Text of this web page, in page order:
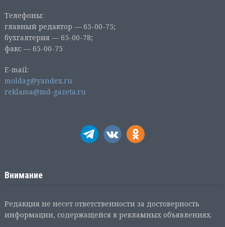
Телефоны:
главный редактор — 65-00-75;
бухгалтерия — 65-00-78;
факс — 65-00-75
E-mail:
moldag@yandex.ru
reklama@md-gazeta.ru
Внимание
Редакция не несет ответственности за достоверность
информации, содержащейся в рекламных объявлениях.